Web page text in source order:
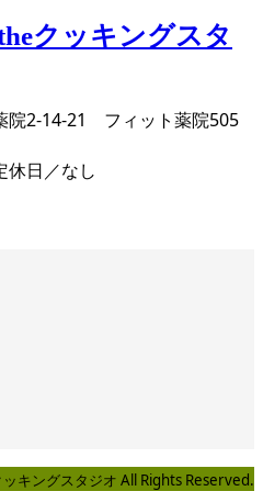
院2-14-21 フィット薬院505
日／なし
キングスタジオ All Rights Reserved.